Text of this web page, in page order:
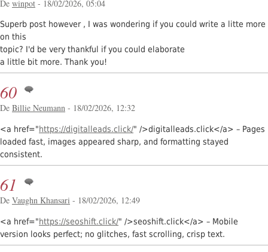
De winpot - 18/02/2026, 05:04
Superb post however , I was wondering if you could write a litte more
on this
topic? I'd be very thankful if you could elaborate
a little bit more. Thank you!
60
De Billie Neumann - 18/02/2026, 12:32
<a href="https://digitalleads.click/" />digitalleads.click</a> – Pages
loaded fast, images appeared sharp, and formatting stayed
consistent.
61
De Vaughn Khansari - 18/02/2026, 12:49
<a href="https://seoshift.click/" />seoshift.click</a> – Mobile
version looks perfect; no glitches, fast scrolling, crisp text.